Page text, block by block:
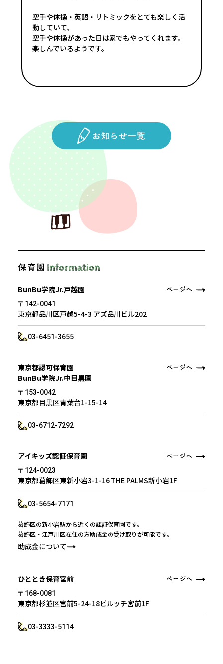
空手や体操・英語・リトミックをとても楽しく活
動していて、
空手や体操があった日は家でもやってくれます。
楽しんでいるようです。
BunBu学院Jr.戸越園
〒142-0041
東京都品川区戸越5-4-3 アズ品川ビル202
03-6451-3655
東京都認可保育園
BunBu学院Jr.中目黒園
〒153-0042
東京都目黒区青葉台1-15-14
03-6712-7292
アイキッズ認証保育園
〒124-0023
東京都葛飾区東新小岩3-1-16 THE PALMS新小岩1F
03-5654-7171
葛飾区の新小岩駅から近くの認証保育園です。
葛飾区・江戸川区在住の方助成金の受け取りが可能です。
助成金について
ひととき保育宮前
〒168-0081
東京都杉並区宮前5-24-18ビルッチ宮前1F
03-3333-5114